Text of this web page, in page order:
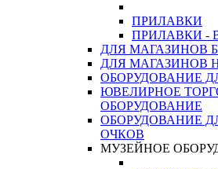
ПРИЛАВКИ
ПРИЛАВКИ -
ДЛЯ МАГАЗИНОВ
ДЛЯ МАГАЗИНОВ
ОБОРУДОВАНИЕ
ЮВЕЛИРНОЕ
ОБОРУДОВАНИЕ
ОБОРУДОВАНИЕ
ОЧКОВ
МУЗЕЙНОЕ